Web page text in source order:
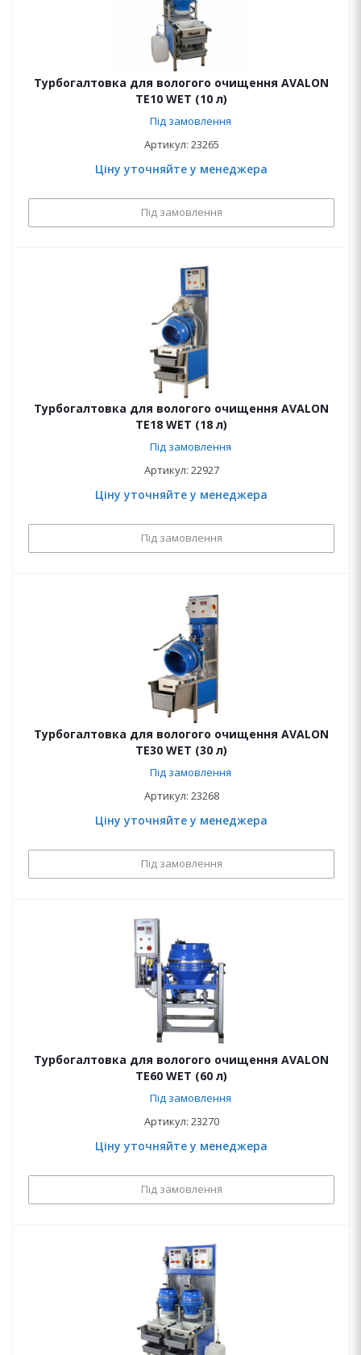
Турбогалтовка для вологого очищення AVALON
ТЕ10 WET (10 л)
Під замовлення
Артикул: 23265
Ціну уточняйте у менеджера
Під замовлення
Турбогалтовка для вологого очищення AVALON
ТЕ18 WET (18 л)
Під замовлення
Артикул: 22927
Ціну уточняйте у менеджера
Під замовлення
Турбогалтовка для вологого очищення AVALON
ТЕ30 WET (30 л)
Під замовлення
Артикул: 23268
Ціну уточняйте у менеджера
Під замовлення
Турбогалтовка для вологого очищення AVALON
ТЕ60 WET (60 л)
Під замовлення
Артикул: 23270
Ціну уточняйте у менеджера
Під замовлення